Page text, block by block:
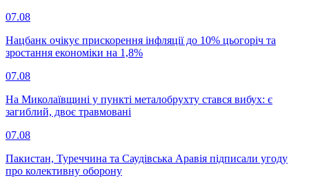
07.08
Нацбанк очікує прискорення інфляції до 10% цьогоріч та
зростання економіки на 1,8%
07.08
На Миколаївщині у пункті металобрухту стався вибух: є
загиблий, двоє травмовані
07.08
Пакистан, Туреччина та Саудівська Аравія підписали угоду
про колективну оборону